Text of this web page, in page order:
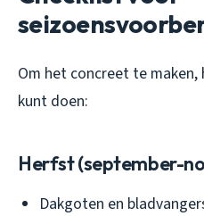
Om het concreet te
kunt doen:
Herfst (september-
Dakgoten en